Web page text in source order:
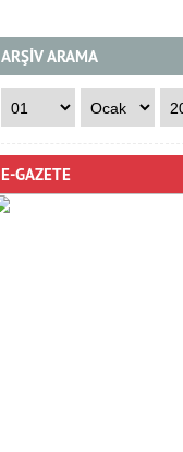
ARŞİV ARAMA
E-GAZETE